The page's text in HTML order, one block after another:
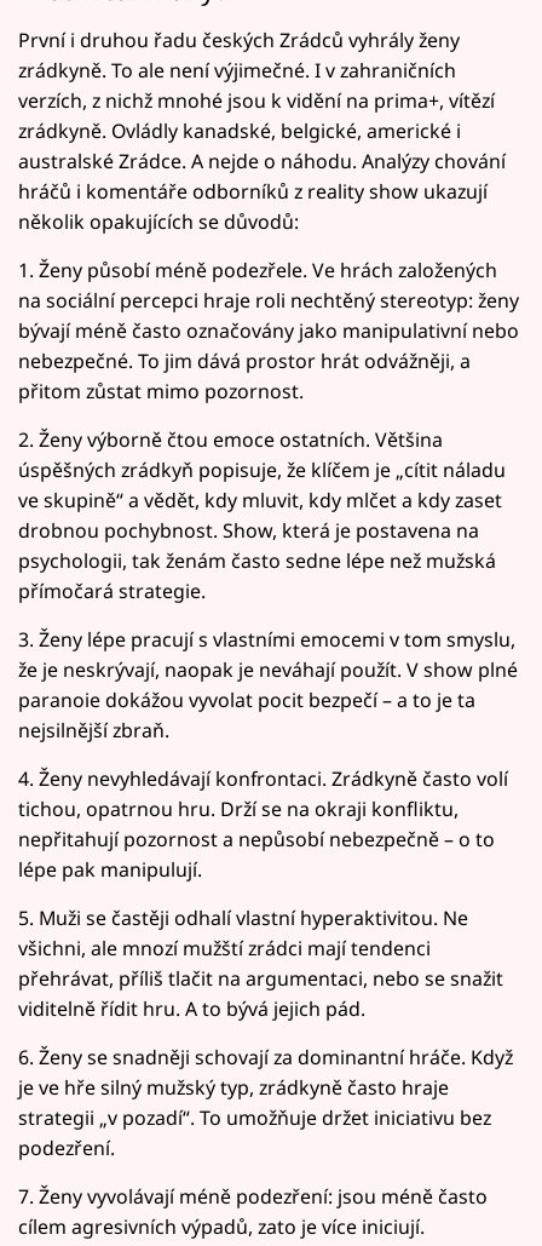
První i druhou řadu českých Zrádců vyhrály ženy
zrádkyně. To ale není výjimečné. I v zahraničních
verzích, z nichž mnohé jsou k vidění na prima+, vítězí
zrádkyně. Ovládly kanadské, belgické, americké i
australské Zrádce. A nejde o náhodu. Analýzy chování
hráčů i komentáře odborníků z reality show ukazují
několik opakujících se důvodů:
1. Ženy působí méně podezřele. Ve hrách založených
na sociální percepci hraje roli nechtěný stereotyp: ženy
bývají méně často označovány jako manipulativní nebo
nebezpečné. To jim dává prostor hrát odvážněji, a
přitom zůstat mimo pozornost.
2. Ženy výborně čtou emoce ostatních. Většina
úspěšných zrádkyň popisuje, že klíčem je „cítit náladu
ve skupině“ a vědět, kdy mluvit, kdy mlčet a kdy zaset
drobnou pochybnost. Show, která je postavena na
psychologii, tak ženám často sedne lépe než mužská
přímočará strategie.
3. Ženy lépe pracují s vlastními emocemi v tom smyslu,
že je neskrývají, naopak je neváhají použít. V show plné
paranoie dokážou vyvolat pocit bezpečí – a to je ta
nejsilnější zbraň.
4. Ženy nevyhledávají konfrontaci. Zrádkyně často volí
tichou, opatrnou hru. Drží se na okraji konfliktu,
nepřitahují pozornost a nepůsobí nebezpečně – o to
lépe pak manipulují.
5. Muži se častěji odhalí vlastní hyperaktivitou. Ne
všichni, ale mnozí mužští zrádci mají tendenci
přehrávat, příliš tlačit na argumentaci, nebo se snažit
viditelně řídit hru. A to bývá jejich pád.
6. Ženy se snadněji schovají za dominantní hráče. Když
je ve hře silný mužský typ, zrádkyně často hraje
strategii „v pozadí“. To umožňuje držet iniciativu bez
podezření.
7. Ženy vyvolávají méně podezření: jsou méně často
cílem agresivních výpadů, zato je více iniciují.